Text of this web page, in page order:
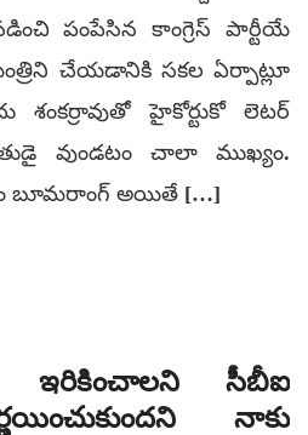
పంపేసిన కాంగ్రెస్‌ పార్టీయే
చేయడానికి సకల ఏర్పాట్లూ
శంకర్రావుతో హైకోర్టుకో లెటర్‌
వుండటం చాలా ముఖ్యం.
బూమరాంగ్‌ అయితే […]
ఇరికించాలని సీబీఐ
నాకు